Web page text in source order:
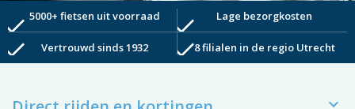
check5000+ fietsen uit voorraad check Lage bezorgkosten
check Vertrouwd sinds 1932 check8 filialen in de regio Utrecht
